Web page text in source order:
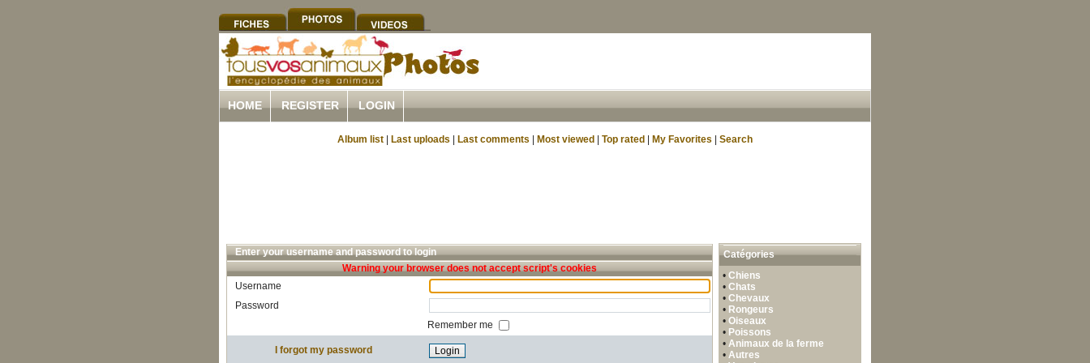
HOME REGISTER LOGIN
Album list Last uploads Last comments Most viewed Top rated My Favorites Search
Enter your username and password to login
Warning your browser does not accept script's cookies
Username
Password
Remember me
I forgot my password
Catégories
•Chiens
•Chats
•Chevaux
• Rongeurs
•Oiseaux
• Poissons
• Animaux de la ferme
• Autres